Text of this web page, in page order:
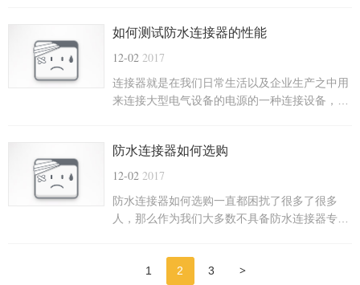
为大家介绍工业连接器连接方式。
如何测试防水连接器的性能
12-02 2017
连接器就是在我们日常生活以及企业生产之中用
来连接大型电气设备的电源的一种连接设备，是
步，它不仅是具备了传统连接器的连接功能而且
还具备传统连接器没有的防水功能。
防水连接器如何选购
12-02 2017
防水连接器如何选购一直都困扰了很多了很多
人，那么作为我们大多数不具备防水连接器专业
1
2 3 >